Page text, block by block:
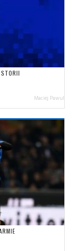
Maciej Pawul